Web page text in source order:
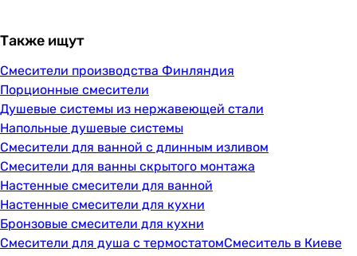
Также ищут
Смесители производства Финляндия
Порционные смесители
Душевые системы из нержавеющей стали
Напольные душевые системы
Смесители для ванной с длинным изливом
Смесители для ванны скрытого монтажа
Настенные смесители для ванной
Настенные смесители для кухни
Бронзовые смесители для кухни
Смесители для душа с термостатомСмеситель в Киеве